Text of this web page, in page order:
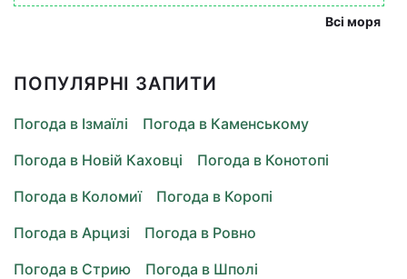
Всі моря
ПОПУЛЯРНІ ЗАПИТИ
Погода в Ізмаїлі
Погода в Каменському
Погода в Новій Каховці
Погода в Конотопі
Погода в Коломиї
Погода в Коропі
Погода в Арцизі
Погода в Ровно
Погода в Стрию
Погода в Шполі